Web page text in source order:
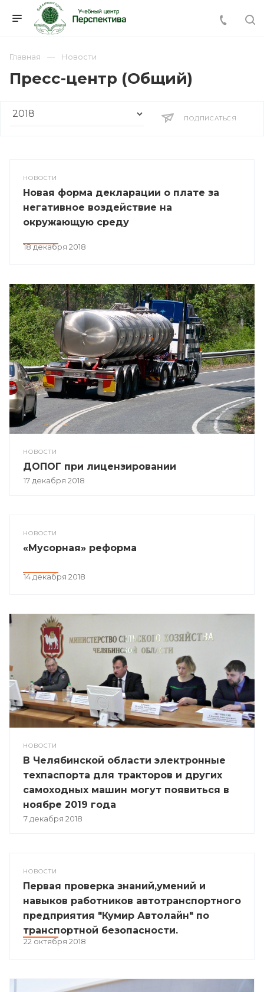
Главная Новости
Пресс-центр (Общий)
ПОДПИСАТЬСЯ
НОВОСТИ
Новая форма декларации о плате за
негативное воздействие на
окружающую среду
18 декабря 2018
НОВОСТИ
ДОПОГ при лицензировании
17 декабря 2018
НОВОСТИ
«Мусорная» реформа
14 декабря 2018
НОВОСТИ
В Челябинской области электронные
техпаспорта для тракторов и других
самоходных машин могут появиться в
ноябре 2019 года
7 декабря 2018
НОВОСТИ
Первая проверка знаний,умений и
навыков работников автотранспортного
предприятия "Кумир Автолайн" по
транспортной безопасности.
22 октября 2018